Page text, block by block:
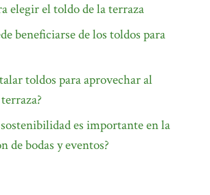
elegir el toldo de la terraza
beneficiarse de los toldos para
toldos para aprovechar al
es importante en la
de bodas y eventos?